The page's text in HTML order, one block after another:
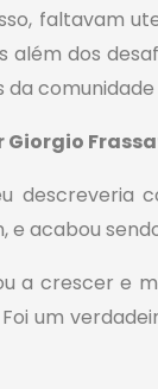
faltavam
além dos
Giorgio
descreveria
e acabou
a crescer e
um